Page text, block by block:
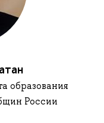
образования
России